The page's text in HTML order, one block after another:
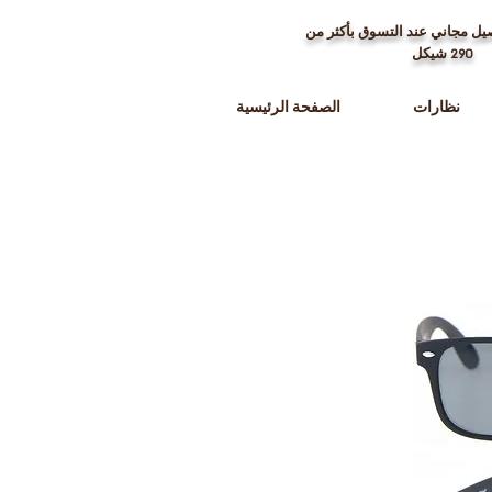
مجاني عند التسوق بأكثر من
290 شيكل
الصفحة الرئيسية نظارات